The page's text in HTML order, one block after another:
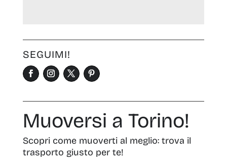
SEGUIMI!
Muoversi a Torino!
Scopri come muoverti al meglio: trova il
trasporto giusto per te!